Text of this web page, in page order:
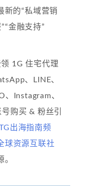
新的“私域营销
金融支持”
1G 住宅代理
、LINE、
、Instagram、
购买 & 粉丝引
出海指南频
球资源互联社